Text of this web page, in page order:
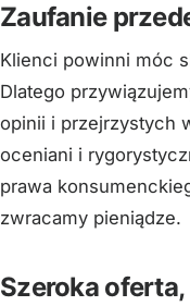
Zaufanie
Klienci powinni móc
Dlatego
opinii i przejrzystych
oceniani i
prawa
zwracamy pieniądze.
Szeroka